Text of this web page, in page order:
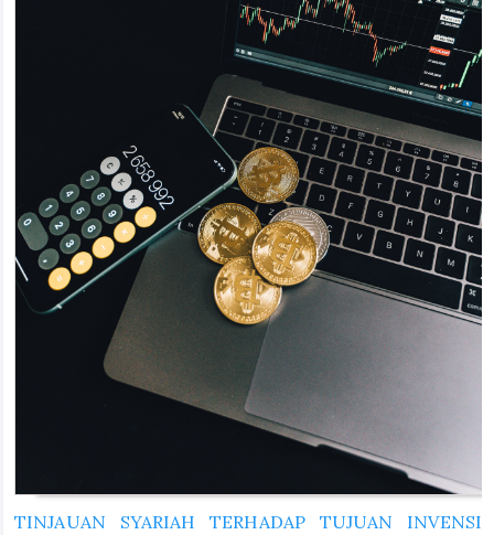
TINJAUAN SYARIAH TERHADAP TUJUAN INVENSI